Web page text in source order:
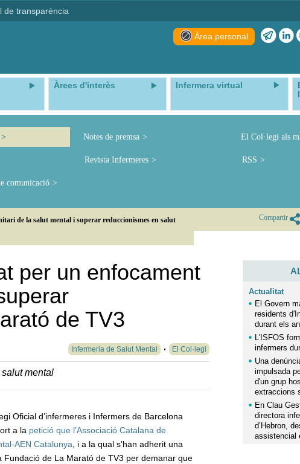
de transparència
Àrea personal
Àrees d'interès Infermera virtual
Notes de premsa El Col·legi als
Revista Infermeres RSS
comunicació
de la salut mental i superar reduccionismes en salut
Compartir
per un enfocament
de TV3
Infermeria de Salut Mental El Col·legi
mental
Oficial d’infermeres i Infermers de Barcelona
a la petició que l’Associació Catalana de
AEN Catalunya , i a la qual s’han adherit una
Fundació de La Marató de TV3 per demanar que
Actualitat
El Govern
residents
durant els
L'ISFOS
infermers
Una
impulsada
d'un grup
extraccions
En Clau
directora
d’Hebron,
assistencial